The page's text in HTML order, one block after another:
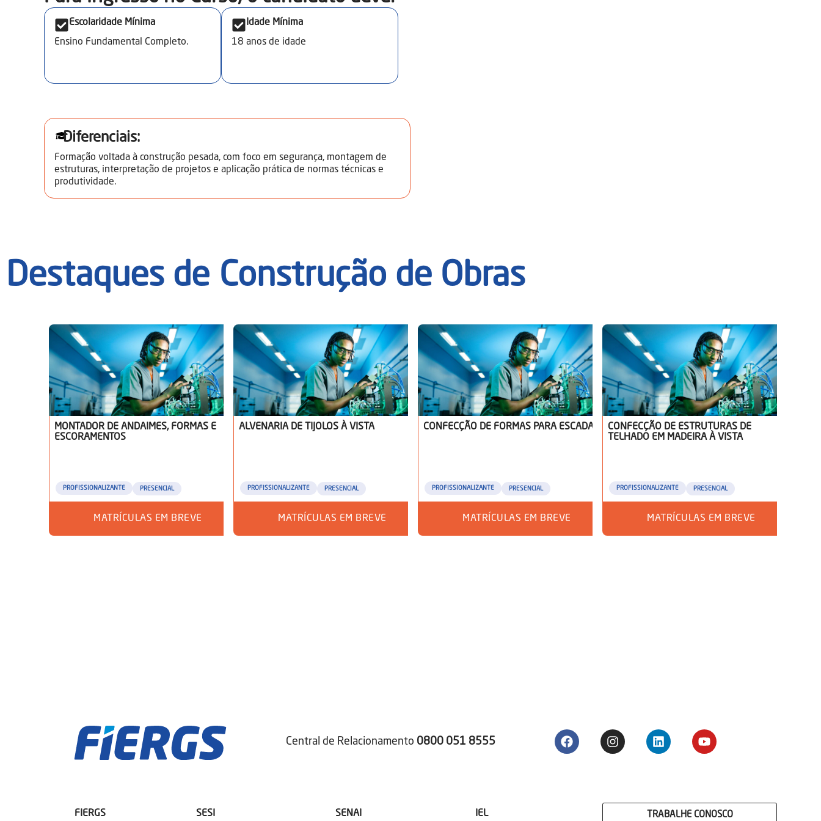
proatividade.
Escolaridade Mínima
Ensino Fundamental Completo.
Idade Mínima
18 anos de idade
Diferenciais:
Formação voltada à construção pesada, com foco em segurança, montagem de
estruturas, interpretação de projetos e aplicação prática de normas técnicas e
produtividade.
Destaques de Construção de Obras
MONTADOR DE ANDAIMES, FORMAS E
ESCORAMENTOS
PRESENCIAL
PROFISSIONALIZANTE
MATRÍCULAS EM BREVE
ALVENARIA DE TIJOLOS À VISTA
PRESENCIAL
PROFISSIONALIZANTE
MATRÍCULAS EM BREVE
CONFECÇÃO DE FORMAS PARA ESCADAS
PRESENCIAL
PROFISSIONALIZANTE
MATRÍCULAS EM BREVE
CONFECÇÃO DE ESTRUTURAS DE
TELHADO EM MADEIRA À VISTA
PRESENCIAL
PROFISSIONALIZANTE
MATRÍCULAS EM BREVE
Central de Relacionamento 0800 051 8555
FIERGS SESI SENAI IEL TRABALHE CONOSCO